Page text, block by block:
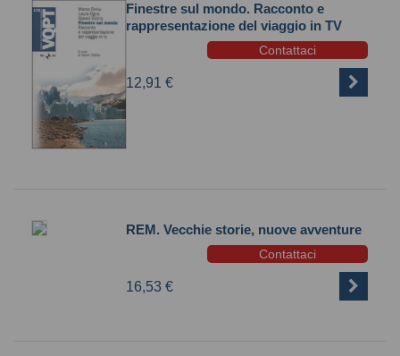
Finestre sul mondo. Racconto e
rappresentazione del viaggio in TV
Contattaci
12,91 €
REM. Vecchie storie, nuove avventure
Contattaci
16,53 €